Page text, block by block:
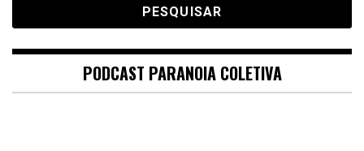
PODCAST PARANOIA COLETIVA